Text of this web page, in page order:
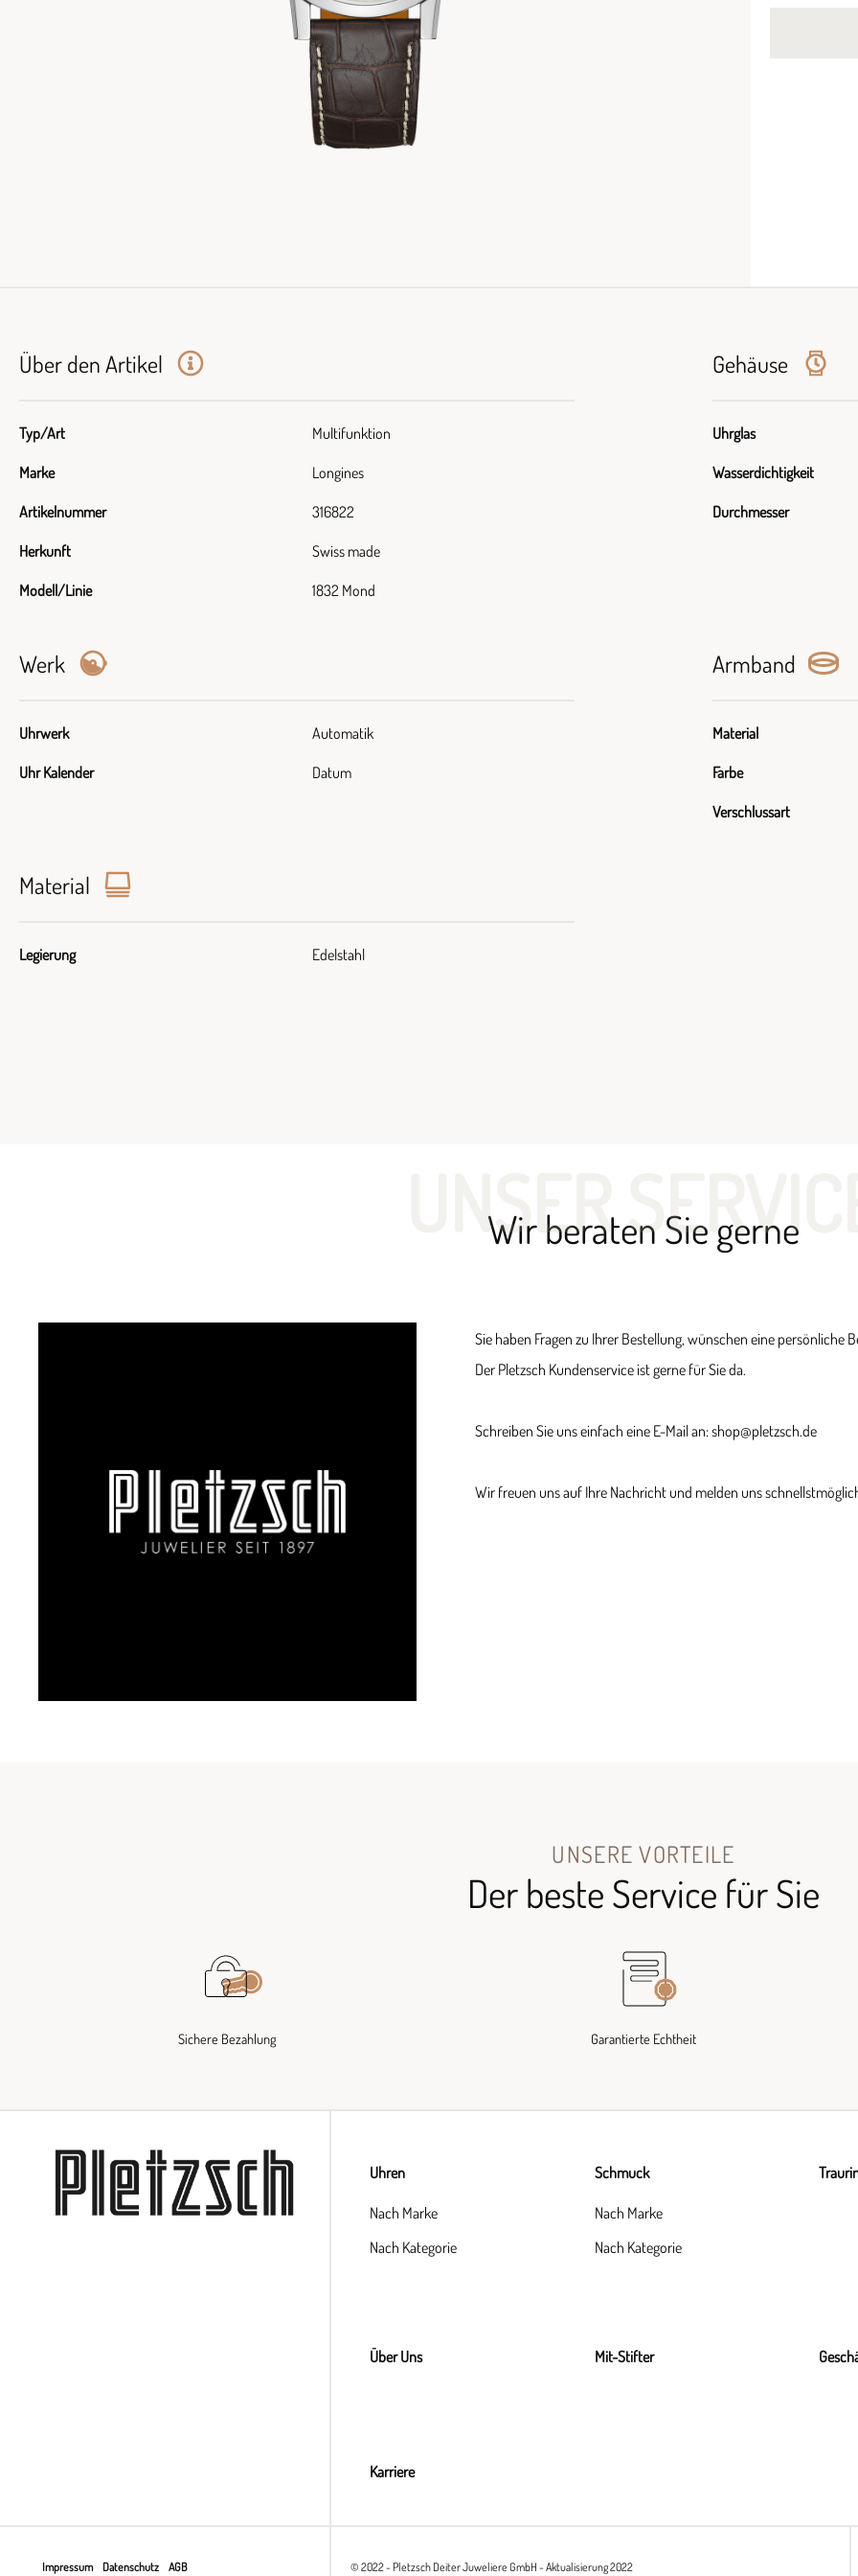
Über den Artikel
Typ/Art Multifunktion
Marke Longines
Artikelnummer 316822
Herkunft Swiss made
Modell/Linie 1832 Mond
Gehäuse
Uhrglas
Wasserdichtigkeit
Durchmesser
Werk
Uhrwerk Automatik
Uhr Kalender Datum
Armband
Material
Farbe
Verschlussart
Material
Legierung Edelstahl
UNSER
Wir beraten Sie gerne
Sie haben Fragen zu Ihrer Bestellung, wünschen eine persönliche
Der Pletzsch Kundenservice ist gerne für Sie da.
Schreiben Sie uns einfach eine E-Mail an: shop@pletzsch.de
Wir freuen uns auf Ihre Nachricht und melden uns
UNSERE VORTEILE
Der beste Service für Sie
Sichere Bezahlung Garantierte Echtheit
Uhren
Nach Marke
Nach Kategorie
Schmuck
Nach Marke
Nach Kategorie
Über Uns Mit-Stifter
Karriere
Impressum Datenschutz AGB © 2022 - Pletzsch Deiter Juweliere GmbH - Aktualisierung 2022